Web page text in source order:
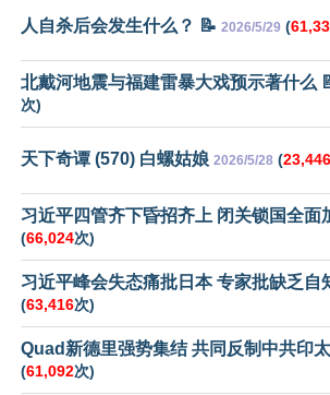
人自杀后会发生什么？ 📝 2026/5/29 (
北戴河地震与福建雷暴大戏预示著什么
次)
天下奇谭 (570) 白螺姑娘 2026/5/28 (23,446
习近平四管齐下昏招齐上 闭关锁国全面
(66,024次)
习近平峰会失态痛批日本 专家批缺乏自
(63,416次)
Quad新德里强势集结 共同反制中共印
(61,092次)